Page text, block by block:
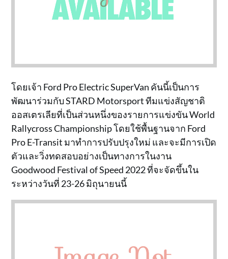
โดยเจ้า Ford Pro Electric SuperVan คันนี้เป็นการ
พัฒนาร่วมกับ STARD Motorsport ทีมแข่งสัญชาติ
ออสเตรเลียที่เป็นส่วนหนึ่งของรายการแข่งขัน World
Rallycross Championship โดยใช้พื้นฐานจาก Ford
Pro E-Transit มาทำการปรับปรุงใหม่ และจะมีการเปิด
ตัวและวิ่งทดสอบอย่างเป็นทางการในงาน
Goodwood Festival of Speed 2022 ที่จะจัดขึ้นใน
ระหว่างวันที่ 23-26 มิถุนายนนี้